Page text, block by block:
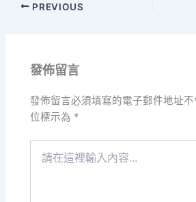
PREVIOUS
發佈留言
發佈留言必須填寫的電子郵件地址不
位標示為 *